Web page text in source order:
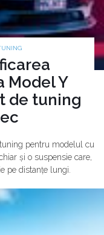
Model Y
de tuning
pentru modelul cu
și o suspensie care,
pe distanțe lungi.